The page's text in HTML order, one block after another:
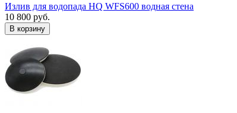
Излив для водопада HQ WFS600 водная стена
10 800 руб.
В корзину